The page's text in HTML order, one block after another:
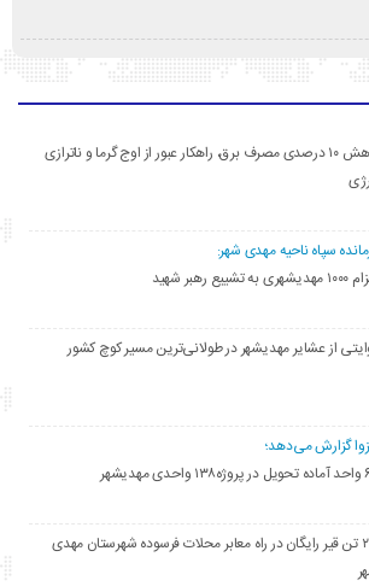
کاهش ۱۰ درصدی مصرف برق، راهکار عبور از اوج گرما و ناترازی
سپاه ناحیه مهدی شهر:
به تشییع رهبر شهید
از عشایر مهدیشهر در طولانی‌ترین مسیر کوچ کشور
گزارش می‌دهد؛
مهدیشهر
۲۱۰ تن قیر رایگان در راه معابر محلات فرسوده شهرستان مهدی